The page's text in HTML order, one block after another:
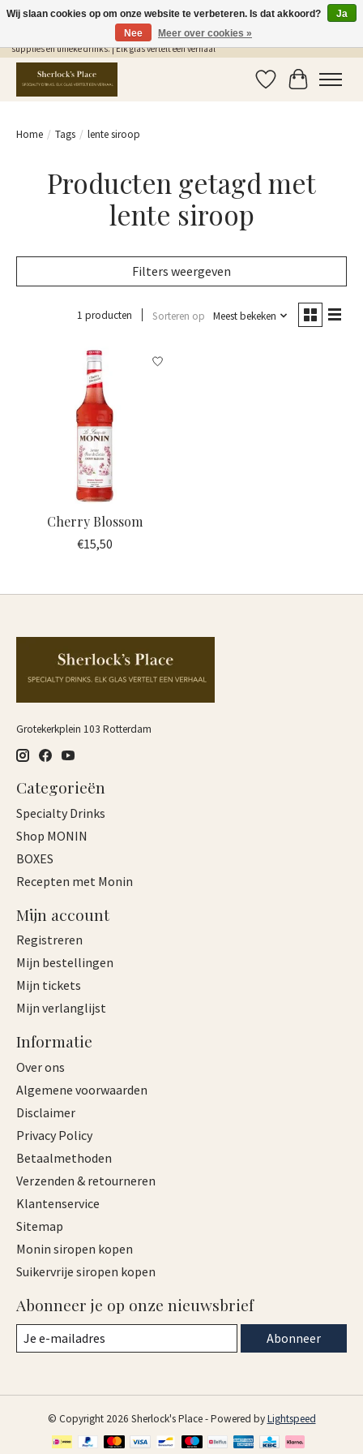
Gratis Verzending in NL vanaf €75,- | Sherlocks Place: dé plek voor MONIN siropen, bar
supplies en unieke drinks. | Elk glas vertelt een verhaal
Verlanglijst
Home / Tags / lente siroop
Producten getagd met
lente siroop
Filters weergeven
1 producten Sorteren op Meest bekeken
Cherry Blossom
€15,50
Grotekerkplein 103 Rotterdam
Categorieën
Specialty Drinks
Shop MONIN
BOXES
Recepten met Monin
Mijn account
Registreren
Mijn bestellingen
Mijn tickets
Mijn verlanglijst
Informatie
Over ons
Algemene voorwaarden
Disclaimer
Privacy Policy
Betaalmethoden
Verzenden & retourneren
Klantenservice
Sitemap
Monin siropen kopen
Suikervrije siropen kopen
Abonneer je op onze nieuwsbrief
Abonneer
© Copyright 2026 Sherlock's Place - Powered byLightspeed
Wij slaan cookies op om onze website te verbeteren. Is dat akkoord?
Ja
Nee
Meer over cookies »